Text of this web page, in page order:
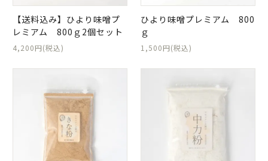
【送料込み】ひより味噌プ
レミアム 800ｇ2個セット
4,200円(税込)
ひより味噌プレミアム 800
ｇ
1,500円(税込)